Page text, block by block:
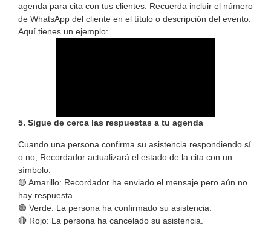
agenda para cita con tus clientes. Recuerda incluir el número
de WhatsApp del cliente en el título o descripción del evento.
Aquí tienes un ejemplo:
5. Sigue de cerca las respuestas a tu agenda
Cuando una persona confirma su asistencia respondiendo sí
o no, Recordador actualizará el estado de la cita con un
símbolo:
🟡 Amarillo: Recordador ha enviado el mensaje pero aún no
hay respuesta.
🟢 Verde: La persona ha confirmado su asistencia.
🔴 Rojo: La persona ha cancelado su asistencia.